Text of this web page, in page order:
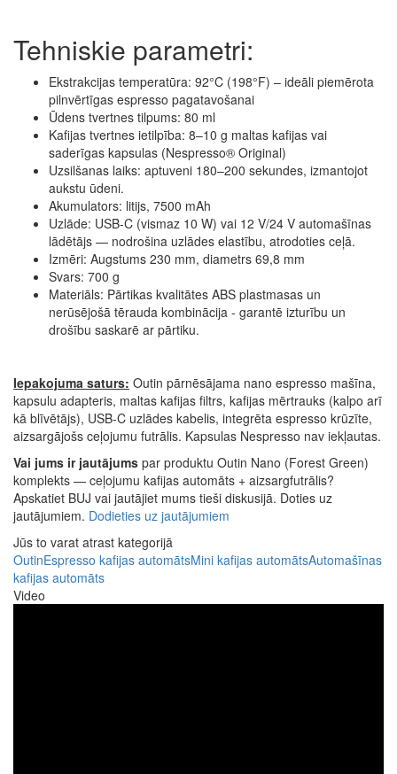
Tehniskie parametri:
Ekstrakcijas temperatūra: 92°C (198°F) – ideāli piemērota
pilnvērtīgas espresso pagatavošanai
Ūdens tvertnes tilpums: 80 ml
Kafijas tvertnes ietilpība: 8–10 g maltas kafijas vai
saderīgas kapsulas (Nespresso® Original)
Uzsilšanas laiks: aptuveni 180–200 sekundes, izmantojot
aukstu ūdeni.
Akumulators: litijs, 7500 mAh
Uzlāde: USB-C (vismaz 10 W) vai 12 V/24 V automašīnas
lādētājs — nodrošina uzlādes elastību, atrodoties ceļā.
Izmēri: Augstums 230 mm, diametrs 69,8 mm
Svars: 700 g
Materiāls: Pārtikas kvalitātes ABS plastmasas un
nerūsējošā tērauda kombinācija - garantē izturību un
drošību saskarē ar pārtiku.
Iepakojuma saturs: Outin pārnēsājama nano espresso mašīna,
kapsulu adapteris, maltas kafijas filtrs, kafijas mērtrauks (kalpo arī
kā blīvētājs), USB-C uzlādes kabelis, integrēta espresso krūzīte,
aizsargājošs ceļojumu futrālis. Kapsulas Nespresso nav iekļautas.
Vai jums ir jautājums par produktu Outin Nano (Forest Green)
komplekts — ceļojumu kafijas automāts + aizsargfutrālis?
Apskatiet BUJ vai jautājiet mums tieši diskusijā. Doties uz
jautājumiem. Dodieties uz jautājumiem
Jūs to varat atrast kategorijā
OutinEspresso kafijas automātsMini kafijas automātsAutomašīnas
kafijas automāts
Video